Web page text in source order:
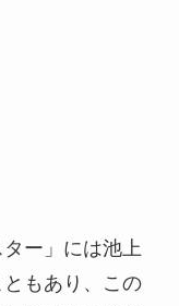
ー」には池上
もあり、この